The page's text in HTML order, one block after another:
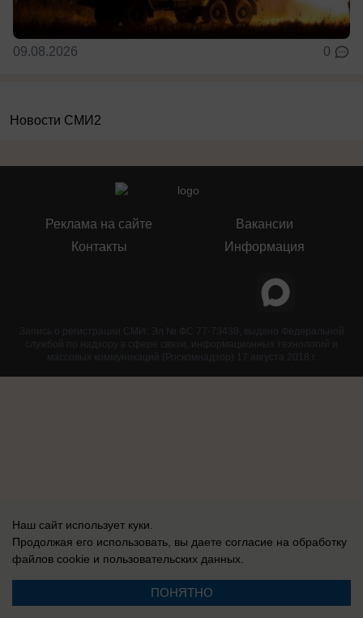
09.08.2026 0
Новости СМИ2
Реклама на сайте
Контакты
Вакансии
Информация
Запись о регистрации СМИ: Эл № ФС 77-73438, выдано Федеральной
службой по надзору в сфере связи, информационных технологий и
массовых коммуникаций (Роскомнадзор) 17 августа 2018 г.
Наш сайт использует куки.
Продолжая его использовать, вы даете согласие на обработку
файлов cookie и пользовательских данных.
ПОНЯТНО